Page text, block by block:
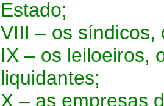
Estado;
VIII – os síndicos,
IX – os leiloeiros,
liquidantes;
X – as empresas